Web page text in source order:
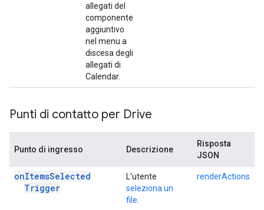
allegati del
componente
aggiuntivo
nel menu a
discesa degli
allegati di
Calendar.
Punti di contatto per Drive
Punto di ingresso Descrizione
Risposta
JSON
onItemsSelected
Trigger
L'utente
seleziona un
file
renderActions